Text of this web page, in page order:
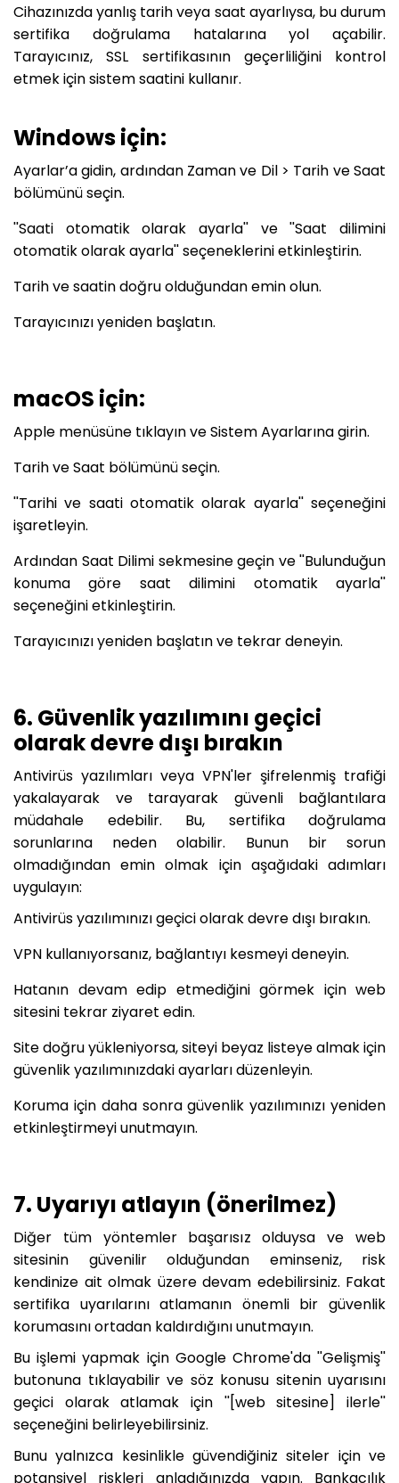
Cihazınızda yanlış tarih veya saat ayarlıysa, bu durum
sertifika doğrulama hatalarına yol açabilir.
Tarayıcınız, SSL sertifikasının geçerliliğini kontrol
etmek için sistem saatini kullanır.
Windows için:
Ayarlar’a gidin, ardından Zaman ve Dil > Tarih ve Saat
bölümünü seçin.
''Saati otomatik olarak ayarla'' ve ''Saat dilimini
otomatik olarak ayarla'' seçeneklerini etkinleştirin.
Tarih ve saatin doğru olduğundan emin olun.
Tarayıcınızı yeniden başlatın.
macOS için:
Apple menüsüne tıklayın ve Sistem Ayarlarına girin.
Tarih ve Saat bölümünü seçin.
''Tarihi ve saati otomatik olarak ayarla'' seçeneğini
işaretleyin.
Ardından Saat Dilimi sekmesine geçin ve ''Bulunduğun
konuma göre saat dilimini otomatik ayarla''
seçeneğini etkinleştirin.
Tarayıcınızı yeniden başlatın ve tekrar deneyin.
6. Güvenlik yazılımını geçici
olarak devre dışı bırakın
Antivirüs yazılımları veya VPN'ler şifrelenmiş trafiği
yakalayarak ve tarayarak güvenli bağlantılara
müdahale edebilir. Bu, sertifika doğrulama
sorunlarına neden olabilir. Bunun bir sorun
olmadığından emin olmak için aşağıdaki adımları
uygulayın:
Antivirüs yazılımınızı geçici olarak devre dışı bırakın.
VPN kullanıyorsanız, bağlantıyı kesmeyi deneyin.
Hatanın devam edip etmediğini görmek için web
sitesini tekrar ziyaret edin.
Site doğru yükleniyorsa, siteyi beyaz listeye almak için
güvenlik yazılımınızdaki ayarları düzenleyin.
Koruma için daha sonra güvenlik yazılımınızı yeniden
etkinleştirmeyi unutmayın.
7. Uyarıyı atlayın (önerilmez)
Diğer tüm yöntemler başarısız olduysa ve web
sitesinin güvenilir olduğundan eminseniz, risk
kendinize ait olmak üzere devam edebilirsiniz. Fakat
sertifika uyarılarını atlamanın önemli bir güvenlik
korumasını ortadan kaldırdığını unutmayın.
Bu işlemi yapmak için Google Chrome'da ''Gelişmiş''
butonuna tıklayabilir ve söz konusu sitenin uyarısını
geçici olarak atlamak için ''[web sitesine] ilerle''
seçeneğini belirleyebilirsiniz.
Bunu yalnızca kesinlikle güvendiğiniz siteler için ve
potansiyel riskleri anladığınızda yapın. Bankacılık